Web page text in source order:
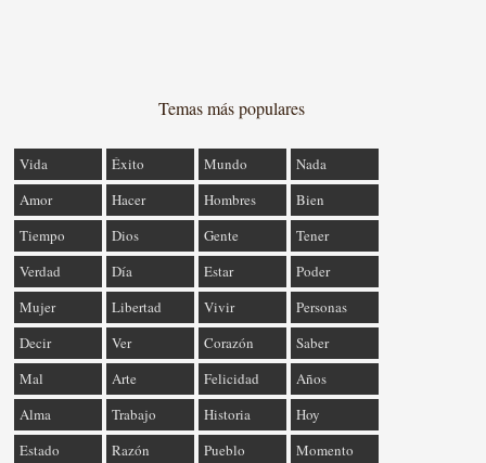
Temas más populares
Vida Éxito Mundo
Nada
Amor
Hacer Hombres
Bien
Tiempo
Dios Gente
Tener
Verdad
Día Estar
Poder
Mujer
Libertad Vivir
Personas
Decir
Ver Corazón
Saber
Mal
Arte Felicidad
Años
Alma
Trabajo Historia
Hoy
Estado
Razón Pueblo Momento